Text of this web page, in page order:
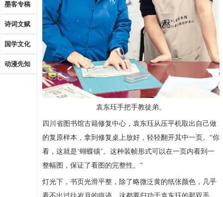
墨客专稿
诗词文赋
国学文化
动漫先知
袁东珏手把手教徒弟。
四川省图书馆古籍修复中心，袁东珏从压平机取出自己做
的复原样本，拿到修复桌上放好，轻轻翻开其中一页。“你
看，这就是‘蝴蝶镶’。这种装帧形式可以在一页内看到一
整幅图，保证了看图的完整性。”
灯光下，书页光滑平整，除了略微泛黄的纸张颜色，几乎